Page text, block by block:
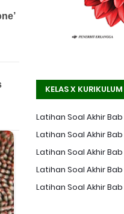
KELAS X
Latihan Soal Akhir Bab
Latihan Soal Akhir
Latihan Soal Akhir Bab
Latihan Soal Akhir
Latihan Soal Akhir Bab